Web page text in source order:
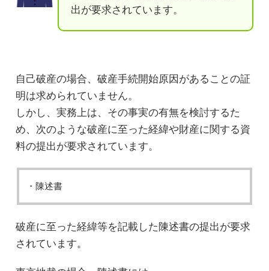
出が要求されています。
自己破産の場合、破産手続開始原因があることの証
明は求められていません。
しかし、実務上は、その事実の有無を検討するた
め、次のような破産に至った経緯や財産に関する資
料の提出が要求されています。
・陳述書
破産に至った経緯等を記載した陳述書の提出が要求
されています。